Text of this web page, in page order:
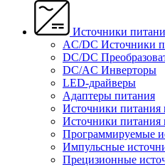
Источники
AC/DC Источники
DC/DC
DC/AC Инверторы
LED-драйверы
Адаптеры питания
Источники питания
Источники питания
Программируемые
Импульсные
Прецизионные